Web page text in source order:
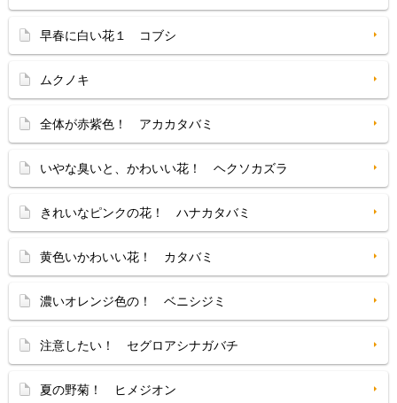
早春に白い花１ コブシ
ムクノキ
全体が赤紫色！ アカカタバミ
いやな臭いと、かわいい花！ ヘクソカズラ
きれいなピンクの花！ ハナカタバミ
黄色いかわいい花！ カタバミ
濃いオレンジ色の！ ベニシジミ
注意したい！ セグロアシナガバチ
夏の野菊！ ヒメジオン